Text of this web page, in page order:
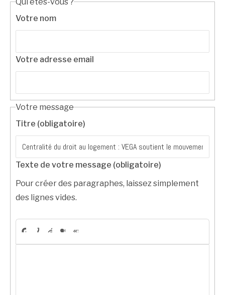
Qui êtes-vous ?
Votre nom
Votre adresse email
Votre message
Titre (obligatoire)
Texte de votre message (obligatoire)
Pour créer des paragraphes, laissez simplement
des lignes vides.